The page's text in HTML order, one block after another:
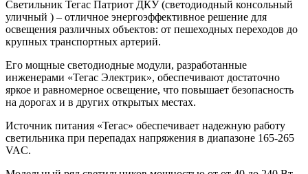
Светильник Тегас Патриот ДКУ (светодиодный консольный
уличный ) – отличное энергоэффективное решение для
освещения различных объектов: от пешеходных переходов до
крупных транспортных артерий.
Его мощные светодиодные модули, разработанные
инженерами «Тегас Электрик», обеспечивают достаточно
яркое и равномерное освещение, что повышает безопасность
на дорогах и в других открытых местах.
Источник питания «Тегас» обеспечивает надежную работу
светильника при перепадах напряжения в диапазоне 165-265
VAC.